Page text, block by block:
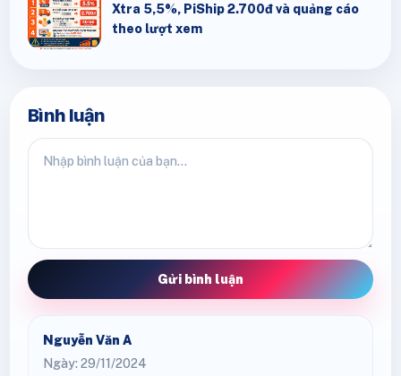
Xtra 5,5%, PiShip 2.700đ và quảng cáo
theo lượt xem
Bình luận
Gửi bình luận
Nguyễn Văn A
Ngày: 29/11/2024